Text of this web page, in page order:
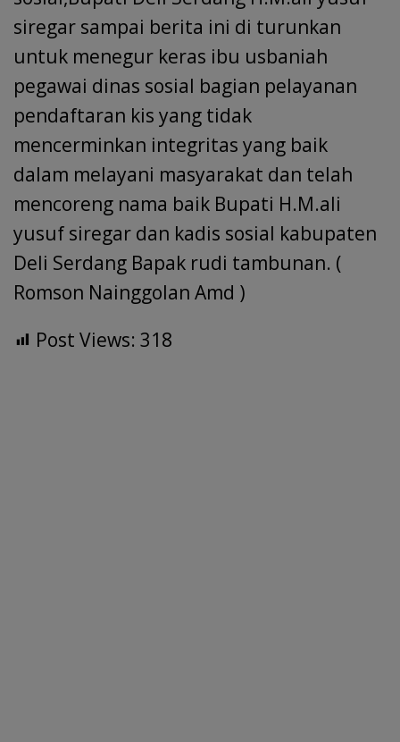
siregar sampai berita ini di turunkan
untuk menegur keras ibu usbaniah
pegawai dinas sosial bagian pelayanan
pendaftaran kis yang tidak
mencerminkan integritas yang baik
dalam melayani masyarakat dan telah
mencoreng nama baik Bupati H.M.ali
yusuf siregar dan kadis sosial kabupaten
Deli Serdang Bapak rudi tambunan. (
Romson Nainggolan Amd )
Post Views: 318